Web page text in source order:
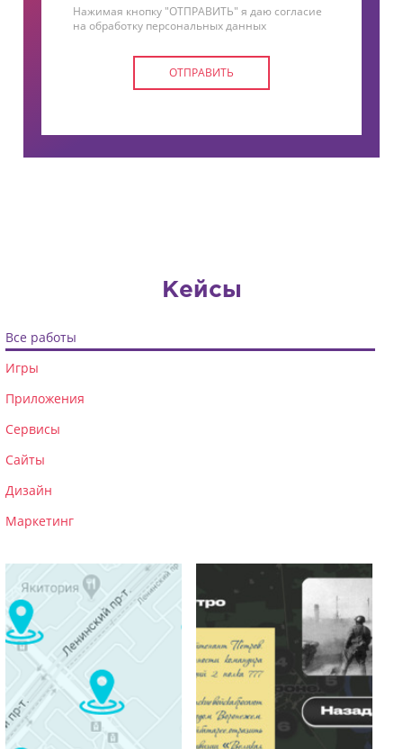
Нажимая кнопку "ОТПРАВИТЬ" я даю согласие
на обработку персональных данных
ОТПРАВИТЬ
Кейсы
Все работы
Игры
Приложения
Сервисы
Сайты
Дизайн
Маркетинг